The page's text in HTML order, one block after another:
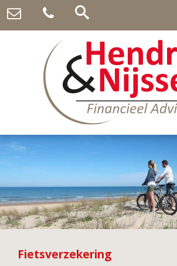
Fietsverzekering